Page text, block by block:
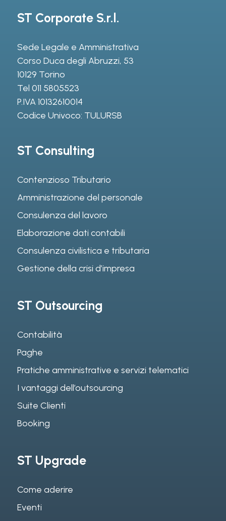
ST Corporate S.r.l.
Sede Legale e Amministrativa
Corso Duca degli Abruzzi, 53
10129 Torino
Tel 011 5805523
P.IVA 10132610014
Codice Univoco: TULURSB
ST Consulting
Contenzioso Tributario
Amministrazione del personale
Consulenza del lavoro
Elaborazione dati contabili
Consulenza civilistica e tributaria
Gestione della crisi d’impresa
ST Outsourcing
Contabilità
Paghe
Pratiche amministrative e servizi telematici
I vantaggi dell’outsourcing
Suite Clienti
Booking
ST Upgrade
Come aderire
Eventi